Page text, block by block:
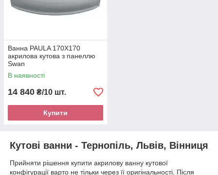
Ванна PAULA 170Х170
акрилова кутова з панеллю
Swan
В наявності
14 840 ₴/10 шт.
Купити
Кутові ванни - Тернопіль, Львів, Вінниця
Прийняти рішення купити акрилову ванну кутової
конфігурації варто не тільки через її оригінальності. Після